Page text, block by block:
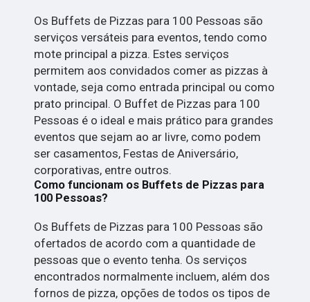
Os Buffets de Pizzas para 100 Pessoas são
serviços versáteis para eventos, tendo como
mote principal a pizza. Estes serviços
permitem aos convidados comer as pizzas à
vontade, seja como entrada principal ou como
prato principal. O Buffet de Pizzas para 100
Pessoas é o ideal e mais prático para grandes
eventos que sejam ao ar livre, como podem
ser casamentos, Festas de Aniversário,
corporativas, entre outros.
Como funcionam os Buffets de Pizzas para
100 Pessoas?
Os Buffets de Pizzas para 100 Pessoas são
ofertados de acordo com a quantidade de
pessoas que o evento tenha. Os serviços
encontrados normalmente incluem, além dos
fornos de pizza, opções de todos os tipos de